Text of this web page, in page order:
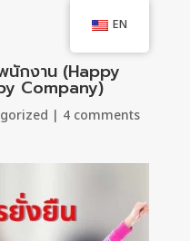
นักงาน (Happy
Company)
| 4 comments
EN